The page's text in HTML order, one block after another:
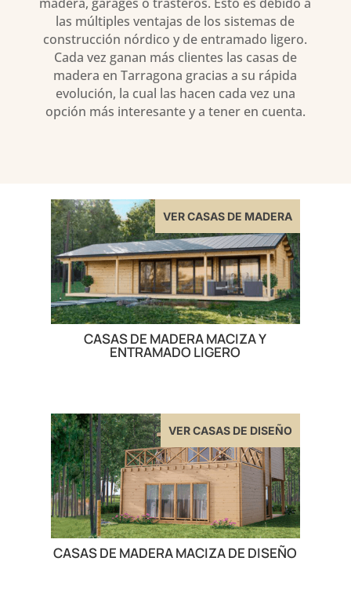
las múltiples ventajas de los sistemas de
construcción nórdico y de entramado ligero.
Cada vez ganan más clientes las casas de
madera en Tarragona gracias a su rápida
evolución, la cual las hacen cada vez una
opción más interesante y a tener en cuenta.
CASAS DE MADERA MACIZA Y
ENTRAMADO LIGERO
VER CASAS DE MADERA
CASAS DE MADERA MACIZA DE DISEÑO
VER CASAS DE DISEÑO